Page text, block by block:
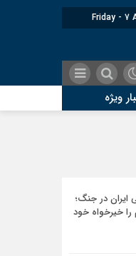
ویژه
پاکستان از ایران نمادین بود؛
حامی ایران در جنگ؛
را خیرخواه خود